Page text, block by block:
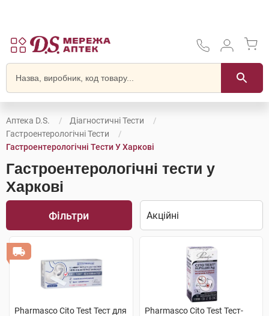
Аптека D.S.
Діагностичні Тести
Гастроентерологічні Тести
Гастроентерологічні Тести У Харкові
Гастроентерологічні тести у
Харкові
Фільтри
Pharmasco Cito Test Тест для
Pharmasco Cito Test Тест-